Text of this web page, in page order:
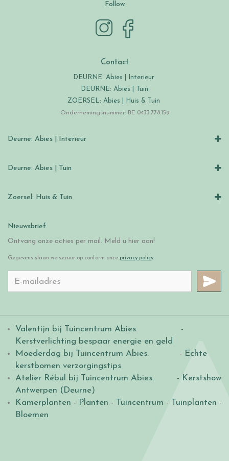
Follow
Contact
DEURNE: Abies | Interieur
DEURNE: Abies | Tuin
ZOERSEL: Abies | Huis & Tuin
Ondernemingsnummer: BE 0433.778.159
Deurne: Abies | Interieur
Deurne: Abies | Tuin
Zoersel: Huis & Tuin
Nieuwsbrief
Ontvang onze acties per mail. Meld u hier aan!
Gegevens slaan we secuur op conform onze privacy policy.
Valentijn bij Tuincentrum Abies.
-
Kerstverlichting bespaar energie en geld
Moederdag bij Tuincentrum Abies. - Echte
kerstbomen verzorgingstips
Atelier Rébul bij Tuincentrum Abies.
- Kerstshow
Antwerpen (Deurne)
Kamerplanten - Planten - Tuincentrum - Tuinplanten -
Bloemen